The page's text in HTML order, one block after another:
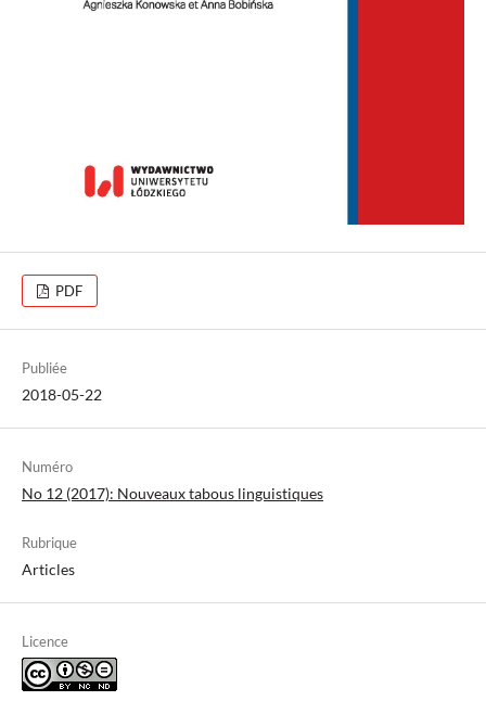
PDF
Publiée
2018-05-22
Numéro
No 12 (2017): Nouveaux tabous linguistiques
Rubrique
Articles
Licence